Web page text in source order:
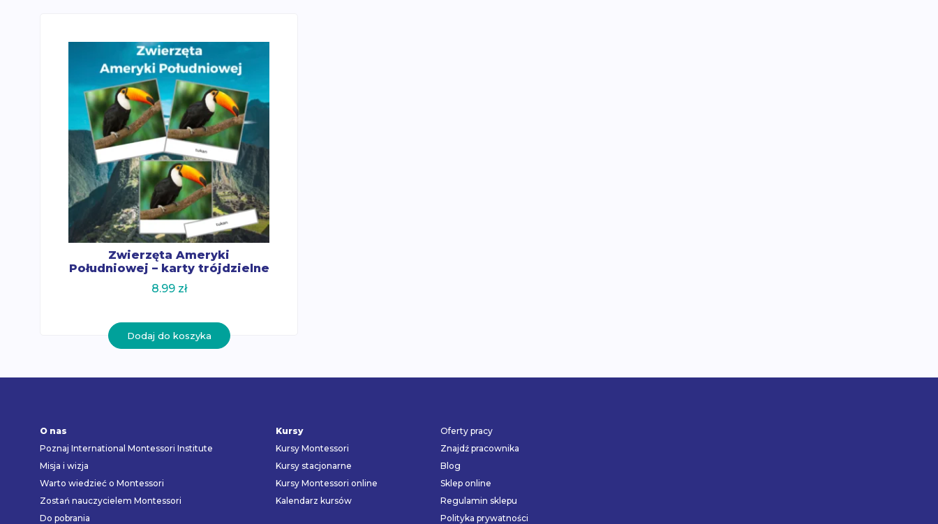
Zwierzęta Ameryki
Południowej – karty trójdzielne
8.99 zł
Dodaj do koszyka
O nas
Poznaj International Montessori Institute
Misja i wizja
Warto wiedzieć o Montessori
Zostań nauczycielem Montessori
Do pobrania
Kursy
Kursy Montessori
Kursy stacjonarne
Kursy Montessori online
Kalendarz kursów
Oferty pracy
Znajdź pracownika
Blog
Sklep online
Regulamin sklepu
Polityka prywatności